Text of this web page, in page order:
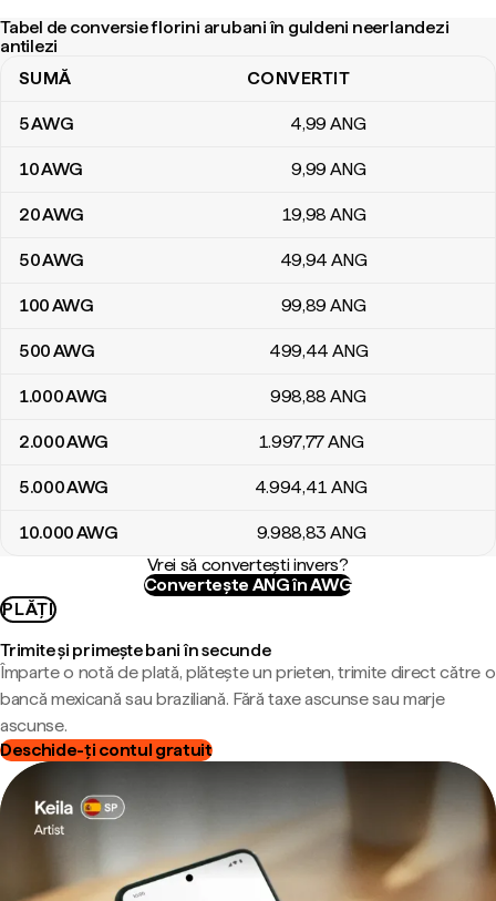
Tabel de conversie florini arubani în guldeni neerlandezi
antilezi
Tabel de conversie florini arubani în guldeni neerlandezi antilezi
SUMĂ CONVERTIT
5AWG 4,99 ANG
10AWG 9,99 ANG
20AWG 19,98 ANG
50AWG 49,94 ANG
100AWG 99,89 ANG
500AWG 499,44 ANG
1.000AWG 998,88 ANG
2.000AWG 1.997,77ANG
5.000AWG 4.994,41 ANG
10.000AWG 9.988,83 ANG
Vrei să convertești invers?
Convertește ANG în AWG
PLĂȚI
Trimite și primește bani în secunde
Împarte o notă de plată, plătește un prieten, trimite direct către o
bancă mexicană sau braziliană. Fără taxe ascunse sau marje
ascunse.
Deschide-ți contul gratuit